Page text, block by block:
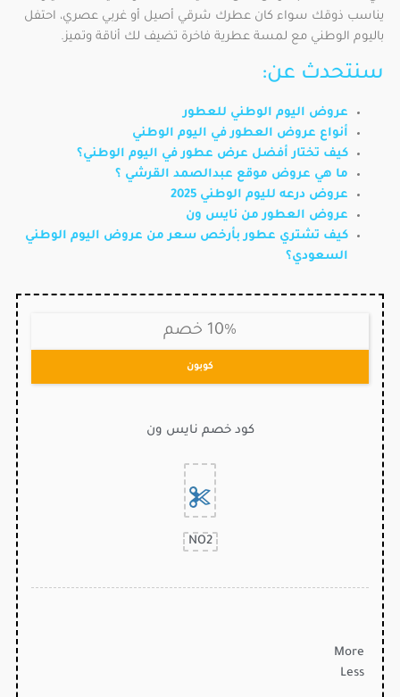
يناسب ذوقك سواء كان عطرك شرقي أصيل أو غربي عصري، احتفل
باليوم الوطني مع لمسة عطرية فاخرة تضيف لك أناقة وتميز.
سنتحدث عن:
عروض اليوم الوطني للعطور
أنواع عروض العطور في اليوم الوطني
كيف تختار أفضل عرض عطور في اليوم الوطني؟
ما هي عروض موقع عبدالصمد القرشي ؟
عروض درعه لليوم الوطني 2025
عروض العطور من نايس ون
كيف تشتري عطور بأرخص سعر من عروض اليوم الوطني
السعودي؟
10% خصم
كوبون
كود خصم نايس ون
NO2
More
Less